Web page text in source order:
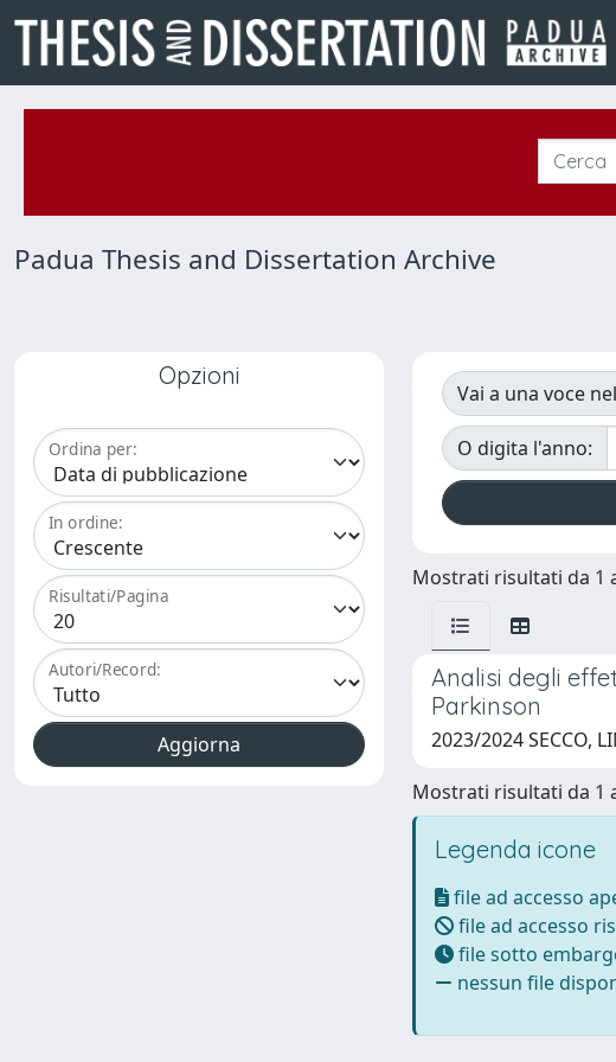
Padua Thesis and Dissertation Archive
Opzioni
Ordina per:
In ordine:
Risultati/Pagina
Autori/Record:
Vai a una voce
O digita l'anno:
Mostrati risultati da 1
Analisi degli
Parkinson
2023/2024 SECCO,
Mostrati risultati da 1
Legenda icone
file ad accesso
file ad accesso
file sotto
nessun file